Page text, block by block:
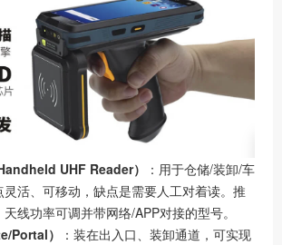
UHF Reader）
：用于仓储/装卸/车
活、可移动，缺点是需要人工对着读。推
线功率可调并带网络/APP对接的型号。
Portal）
：装在出入口、装卸通道，可实现